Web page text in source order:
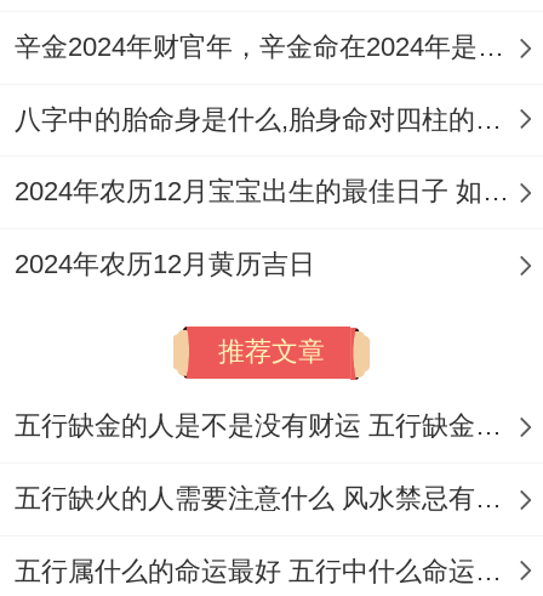
今日所忌:祈福、祭祀、伐木 -掘井，作灶，
今日卦象：风火家人（家人卦）家人卦 诚威
治业 下下卦
此日宜事广泛，包括婚嫁、动土、开业、搬
岁次:丙午年己亥月丙申日岁煞北
甲子五行:火 十二神:危执位 值神：青龙（黄
辛金2024年财官年，辛金命在2024年是财官年还是财印年
八字中的胎命身是什么,胎身命对四柱的影响
2024年农历12月宝宝出生的最佳日子 如何挑选适合的吉日
2024年农历12月黄历吉日
推荐文章
五行缺金的人是不是没有财运 五行缺金的人命运好不好
五行缺火的人需要注意什么 风水禁忌有哪些
五行属什么的命运最好 五行中什么命运势旺盛